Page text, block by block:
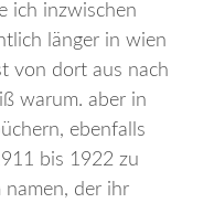
ich inzwischen
länger in wien
von dort aus nach
warum. aber in
ebenfalls
bis 1922 zu
der ihr